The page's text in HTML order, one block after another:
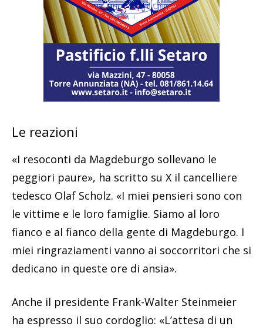
Le reazioni
«I resoconti da Magdeburgo sollevano le
peggiori paure», ha scritto su X il cancelliere
tedesco Olaf Scholz. «I miei pensieri sono con
le vittime e le loro famiglie. Siamo al loro
fianco e al fianco della gente di Magdeburgo. I
miei ringraziamenti vanno ai soccorritori che si
dedicano in queste ore di ansia».
Anche il presidente Frank-Walter Steinmeier
ha espresso il suo cordoglio: «L’attesa di un